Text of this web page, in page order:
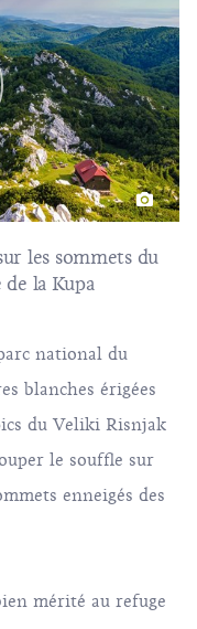
les sommets du
la Kupa
national du
blanches érigées
du Veliki Risnjak
le souffle sur
enneigés des
mérité au refuge